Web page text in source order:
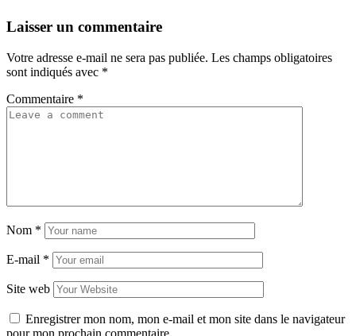
Laisser un commentaire
Votre adresse e-mail ne sera pas publiée. Les champs obligatoires
sont indiqués avec *
Commentaire *
Nom *
E-mail *
Site web
Enregistrer mon nom, mon e-mail et mon site dans le navigateur
pour mon prochain commentaire.